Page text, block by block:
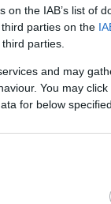
the IAB’s list of
parties on the
parties.
and may
You may
for below
μια
σκάλας
τον